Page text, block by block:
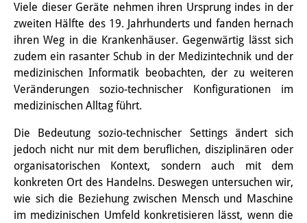
Workshops
Sonstige Veranstaltungen
Publikationen
Publikationsübersicht
Contemporary Japan
DIJ Monographienreihe
DIJ Working Papers
DIJ Newsletter
Viele dieser Geräte nehmen ihren Ursprung indes in der
zweiten Hälfte des 19. Jahrhunderts und fanden hernach
ihren Weg in die Krankenhäuser. Gegenwärtig lässt sich
zudem ein rasanter Schub in der Medizintechnik und der
medizinischen Informatik beobachten, der zu weiteren
Veränderungen sozio-technischer Konfigurationen im
medizinischen Alltag führt.
Die Bedeutung sozio-technischer Settings ändert sich
jedoch nicht nur mit dem beruflichen, disziplinären oder
organisatorischen Kontext, sondern auch mit dem
konkreten Ort des Handelns. Deswegen untersuchen wir,
wie sich die Beziehung zwischen Mensch und Maschine
im medizinischen Umfeld konkretisieren lässt, wenn die